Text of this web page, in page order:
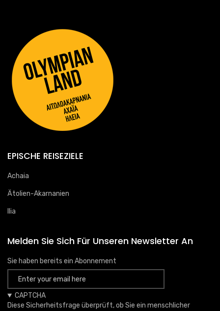
EPISCHE REISEZIELE
Achaia
Ätolien-Akarnanien
Ilia
Melden Sie Sich Für Unseren Newsletter An
Sie haben bereits ein Abonnement
CAPTCHA
Diese Sicherheitsfrage überprüft, ob Sie ein menschlicher